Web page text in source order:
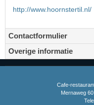
http://www.hoornstertil.nl/
Contactformulier
Overige informatie
Cafe-
Mernaweg